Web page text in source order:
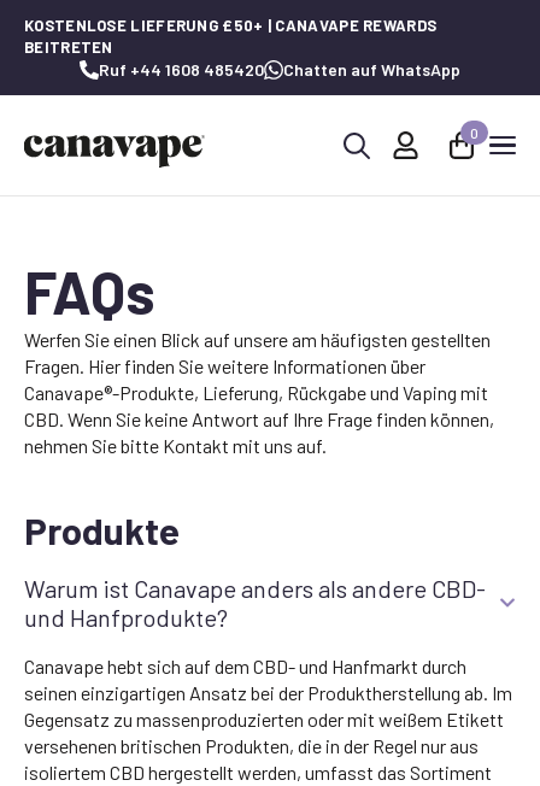
KOSTENLOSE LIEFERUNG £50+ | CANAVAPE REWARDS
BEITRETEN
Ruf +44 1608 485420 Chatten auf WhatsApp
0
FAQs
Werfen Sie einen Blick auf unsere am häufigsten gestellten
Fragen. Hier finden Sie weitere Informationen über
Canavape®-Produkte, Lieferung, Rückgabe und Vaping mit
CBD. Wenn Sie keine Antwort auf Ihre Frage finden können,
nehmen Sie bitte Kontakt mit uns auf.
Produkte
Warum ist Canavape anders als andere CBD-
und Hanfprodukte?
Canavape hebt sich auf dem CBD- und Hanfmarkt durch
seinen einzigartigen Ansatz bei der Produktherstellung ab. Im
Gegensatz zu massenproduzierten oder mit weißem Etikett
versehenen britischen Produkten, die in der Regel nur aus
isoliertem CBD hergestellt werden, umfasst das Sortiment